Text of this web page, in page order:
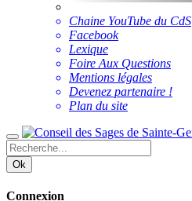
Chaine YouTube du CdS
Facebook
Lexique
Foire Aux Questions
Mentions légales
Devenez partenaire !
Plan du site
Ok
Connexion